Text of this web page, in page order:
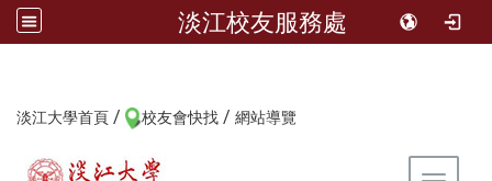
淡江校友服務處
淡江大學首頁 / 校友會快找 / 網站導覽